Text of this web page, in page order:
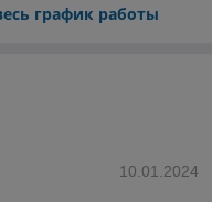
график работы
10.01.2024